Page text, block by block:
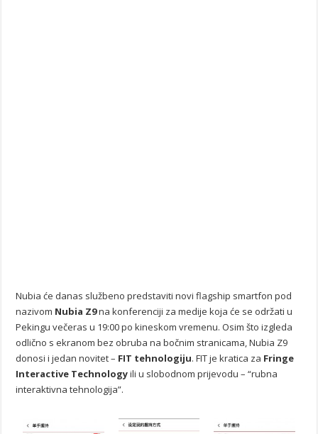
Nubia će danas službeno predstaviti novi flagship smartfon pod
nazivom Nubia Z9na konferenciji za medije koja će se održati u
Pekingu večeras u 19:00 po kineskom vremenu. Osim što izgleda
odlično s ekranom bez obruba na bočnim stranicama, Nubia Z9
donosi i jedan novitet – FIT tehnologiju. FIT je kratica za Fringe
Interactive Technologyili u slobodnom prijevodu – “rubna
interaktivna tehnologija”.